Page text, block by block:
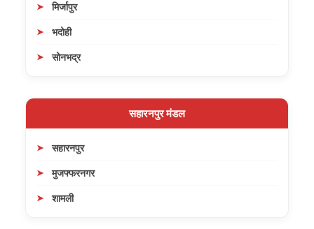
मिर्जापुर
भदोही
सोनभद्र
सहारनपुर मंडल
सहारनपुर
मुजफ्फरनगर
शामली